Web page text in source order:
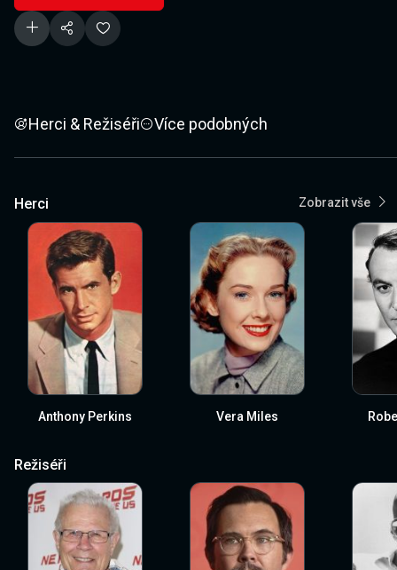
Herci & Režiséři Více podobných
Herci Zobrazit vše
Anthony Perkins Vera Miles
Režiséři